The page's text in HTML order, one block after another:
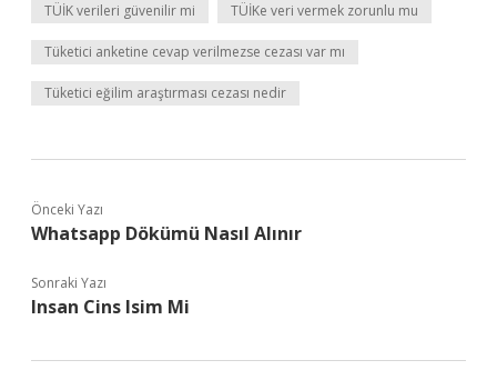
TÜİK verileri güvenilir mi TÜİKe veri vermek zorunlu mu
Tüketici anketine cevap verilmezse cezası var mı
Tüketici eğilim araştırması cezası nedir
Önceki Yazı
Whatsapp Dökümü Nasıl Alınır
Sonraki Yazı
Insan Cins Isim Mi